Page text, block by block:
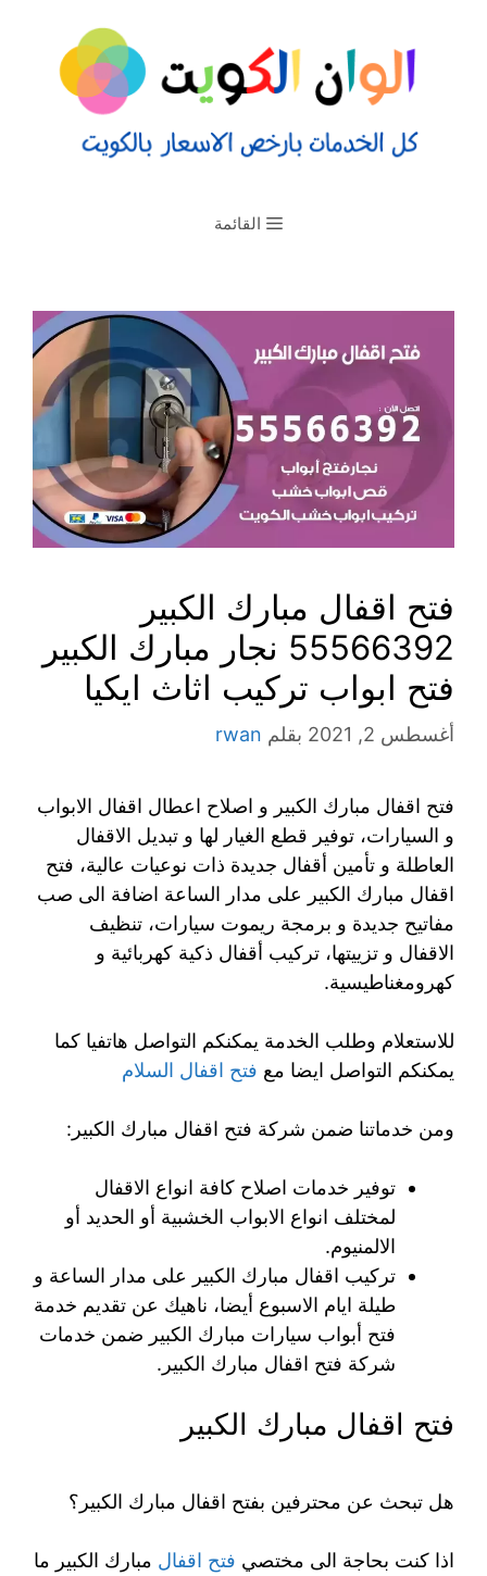
القائمة
فتح اقفال مبارك الكبير
55566392 نجار مبارك الكبير
فتح ابواب تركيب اثاث ايكيا
أغسطس 2, 2021 بقلم rwan
فتح اقفال مبارك الكبير و اصلاح اعطال اقفال الابواب
و السيارات، توفير قطع الغيار لها و تبديل الاقفال
العاطلة و تأمين أقفال جديدة ذات نوعيات عالية، فتح
اقفال مبارك الكبير على مدار الساعة اضافة الى صب
مفاتيح جديدة و برمجة ريموت سيارات، تنظيف
الاقفال و تزييتها، تركيب أقفال ذكية كهربائية و
كهرومغناطيسية.
للاستعلام وطلب الخدمة يمكنكم التواصل هاتفيا كما
يمكنكم التواصل ايضا مع فتح اقفال السلام
ومن خدماتنا ضمن شركة فتح اقفال مبارك الكبير:
توفير خدمات اصلاح كافة انواع الاقفال
لمختلف انواع الابواب الخشبية أو الحديد أو
الالمنيوم.
تركيب اقفال مبارك الكبير على مدار الساعة و
طيلة ايام الاسبوع أيضا، ناهيك عن تقديم خدمة
فتح أبواب سيارات مبارك الكبير ضمن خدمات
شركة فتح اقفال مبارك الكبير.
فتح اقفال مبارك الكبير
هل تبحث عن محترفين بفتح اقفال مبارك الكبير؟
اذا كنت بحاجة الى مختصي فتح اقفال مبارك الكبير ما